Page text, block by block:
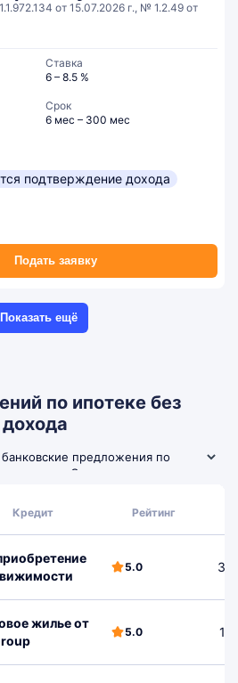
от 15.07.2026 г., № 1.2.49 от
Подать заявку
Ставка
6 – 8.5 %
Срок
6 мес – 300 мес
подтверждение дохода
Показать ещё
по ипотеке без
предложения по
дохода. Сравните доступные
Кредит Рейтинг
5.0 30
жилье от
5.0 1